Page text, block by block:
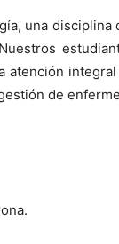
una disciplina
de